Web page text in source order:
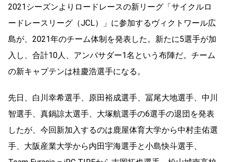
2021シーズンよりロードレースの新リーグ「サイクルロ
ードレースリーグ（JCL）」に参加するヴィクトワール広
島が、2021年のチーム体制を発表した。新たに5選手が加
入し、合計10人、アンバサダー1名という布陣だ。チーム
の新キャプテンは桂慶浩選手になる。
先日、白川幸希選手、原田裕成選手、冨尾大地選手、中川
智選手、真鍋諒太選手、大塚航選手の6選手の退団を発表
したが、今回新加入するのは鹿屋体育大学から中村圭佑選
手、大阪産業大学から内田宇海選手と小島快斗選手、